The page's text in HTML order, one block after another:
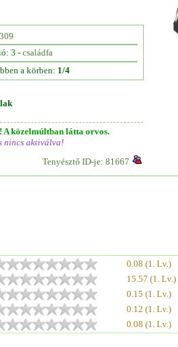
3 -családfa
a körben: 1/4
A közelmúltban látta orvos.
nincs aktiválva!
Tenyésztő ID-je: 81667
0.08 (1. Lv.)
15.57 (1. Lv.)
0.15 (1. Lv.)
0.12 (1. Lv.)
0.08 (1. Lv.)